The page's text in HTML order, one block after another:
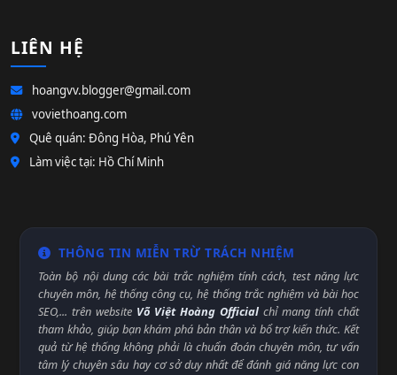
LIÊN HỆ
hoangvv.blogger@gmail.com
voviethoang.com
Quê quán: Đông Hòa, Phú Yên
Làm việc tại: Hồ Chí Minh
THÔNG TIN MIỄN TRỪ TRÁCH NHIỆM
Toàn bộ nội dung các bài trắc nghiệm tính cách, test năng lực
chuyên môn, hệ thống công cụ, hệ thống trắc nghiệm và bài học
SEO,... trên website Võ Việt Hoàng Official chỉ mang tính chất
tham khảo, giúp bạn khám phá bản thân và bổ trợ kiến thức. Kết
quả từ hệ thống không phải là chuẩn đoán chuyên môn, tư vấn
tâm lý chuyên sâu hay cơ sở duy nhất để đánh giá năng lực con